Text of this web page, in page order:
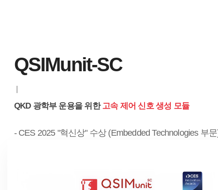
QSIMunit-SC
QKD 광학부 운용을 위한고속 제어 신호 생성 모듈
- CES 2025 "혁신상" 수상 (Embedded Technologies 부